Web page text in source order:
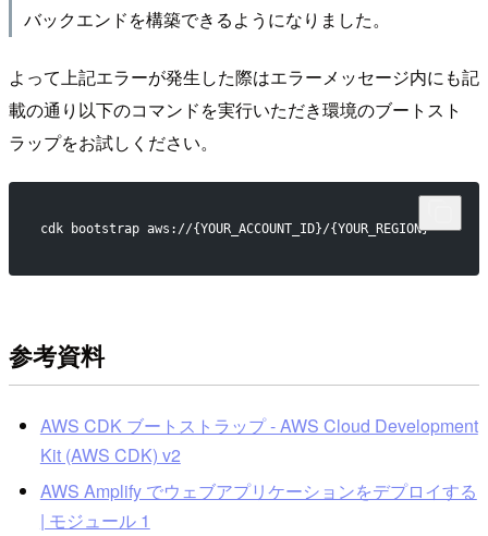
バックエンドを構築できるようになりました。
よって上記エラーが発生した際はエラーメッセージ内にも記
載の通り以下のコマンドを実行いただき環境のブートスト
ラップをお試しください。
cdk bootstrap aws://{YOUR_ACCOUNT_ID}/{YOUR_REGION}
参考資料
AWS CDK ブートストラップ - AWS Cloud Development
Kit (AWS CDK) v2
AWS Amplify でウェブアプリケーションをデプロイする
| モジュール 1